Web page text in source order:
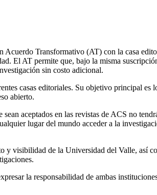
Acuerdo Transformativo (AT) con la casa
El AT permite que, bajo la misma
sin costo adicional.
casas editoriales. Su objetivo principal es
abierto.
aceptados en las revistas de ACS no
lugar del mundo acceder a la
y visibilidad de la Universidad del Valle, así
la responsabilidad de ambas